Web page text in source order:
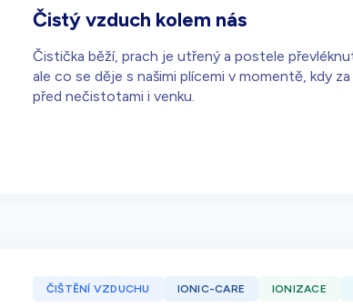
Čistý vzduch kolem nás
Čistička běží, prach je utřený a postele
ale co se děje s našimi plícemi v momentě, kdy
před nečistotami i venku.
ČIŠTĚNÍ VZDUCHU IONIC-CARE IONIZACE